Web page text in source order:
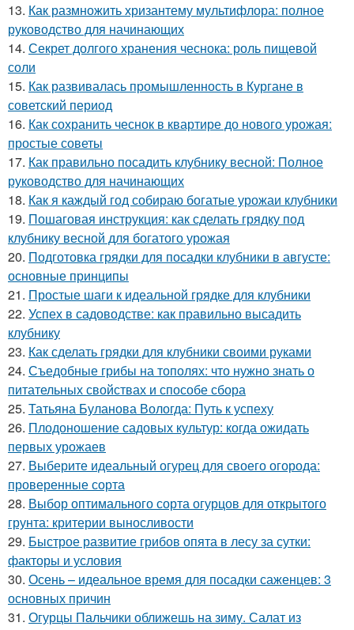
13. Как размножить хризантему мультифлора: полное
руководство для начинающих
14. Секрет долгого хранения чеснока: роль пищевой
соли
15. Как развивалась промышленность в Кургане в
советский период
16. Как сохранить чеснок в квартире до нового урожая:
простые советы
17. Как правильно посадить клубнику весной: Полное
руководство для начинающих
18. Как я каждый год собираю богатые урожаи клубники
19. Пошаговая инструкция: как сделать грядку под
клубнику весной для богатого урожая
20. Подготовка грядки для посадки клубники в августе:
основные принципы
21. Простые шаги к идеальной грядке для клубники
22. Успех в садоводстве: как правильно высадить
клубнику
23. Как сделать грядки для клубники своими руками
24. Съедобные грибы на тополях: что нужно знать о
питательных свойствах и способе сбора
25. Татьяна Буланова Вологда: Путь к успеху
26. Плодоношение садовых культур: когда ожидать
первых урожаев
27. Выберите идеальный огурец для своего огорода:
проверенные сорта
28. Выбор оптимального сорта огурцов для открытого
грунта: критерии выносливости
29. Быстрое развитие грибов опята в лесу за сутки:
факторы и условия
30. Осень – идеальное время для посадки саженцев: 3
основных причин
31. Огурцы Пальчики оближешь на зиму. Салат из